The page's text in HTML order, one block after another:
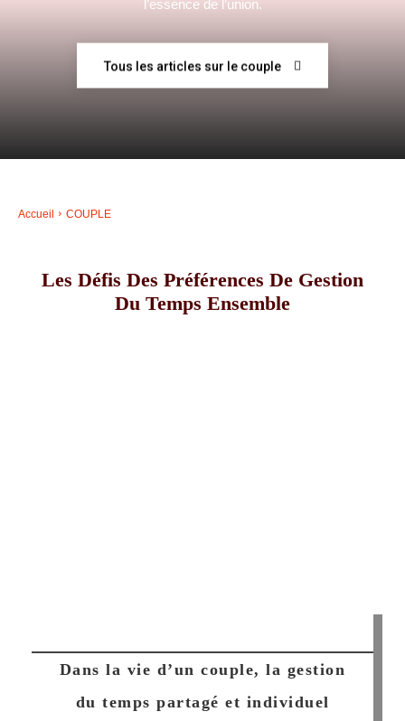
–
l’essence de l’union.
Tous les articles sur le couple
Accueil COUPLE
Les Défis Des Préférences De Gestion
Du Temps Ensemble
Dans la vie d’un couple, la gestion
du temps partagé et individuel